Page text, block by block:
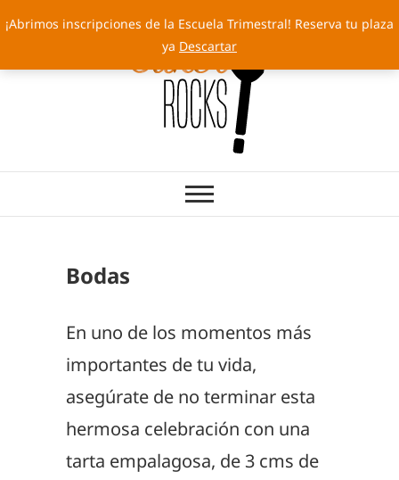
¡Abrimos inscripciones de la Escuela Trimestral! Reserva tu plaza
ya Descartar
al
Cakery Rocks
Bodas
En uno de los momentos más
importantes de tu vida,
asegúrate de no terminar esta
hermosa celebración con una
tarta empalagosa, de 3 cms de